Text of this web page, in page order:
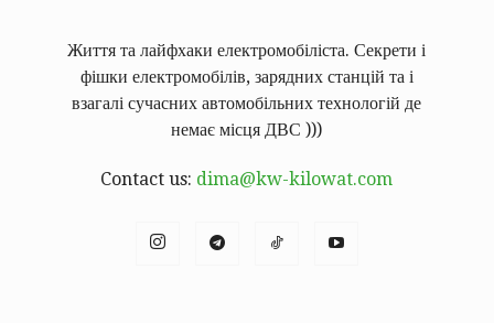
Життя та лайфхаки електромобіліста. Секрети і
фішки електромобілів, зарядних станцій та і
взагалі сучасних автомобільних технологій де
немає місця ДВС )))
Contact us: dima@kw-kilowat.com